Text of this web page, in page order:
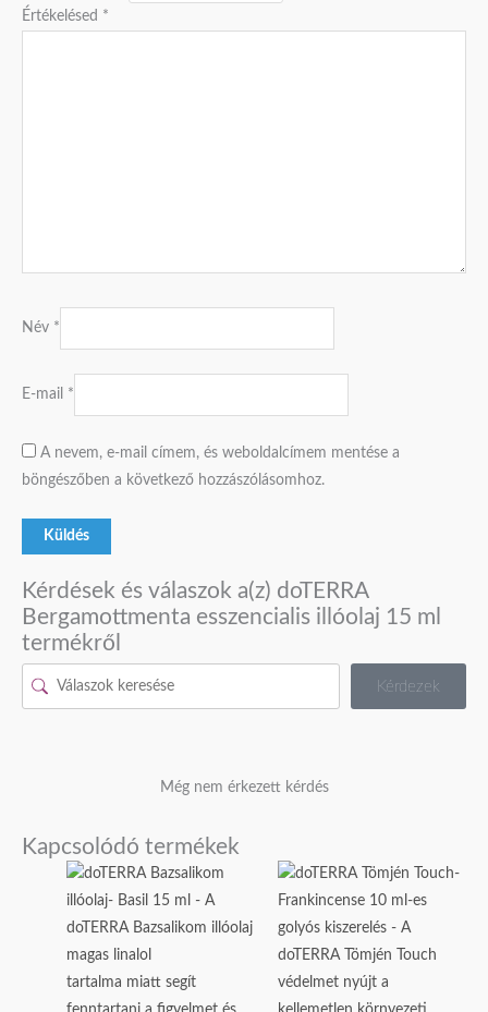
Értékelésed *
Név *
E-mail *
A nevem, e-mail címem, és weboldalcímem mentése a
böngészőben a következő hozzászólásomhoz.
Kérdések és válaszok a(z) doTERRA
Bergamottmenta esszencialis illóolaj 15 ml
termékről
Kérdezek
Még nem érkezett kérdés
Kapcsolódó termékek